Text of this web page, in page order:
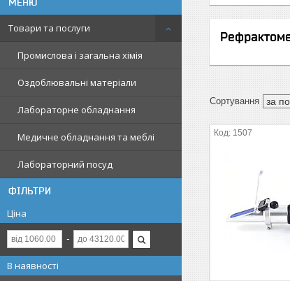
Товари та послуги
Промислова і загальна хімія
Оздоблювальні матеріали
Лабораторне обладнання
Медичне обладнання та меблі
Лабораторний посуд
ФІЛЬТРИ
Ціна
В наявності
1507